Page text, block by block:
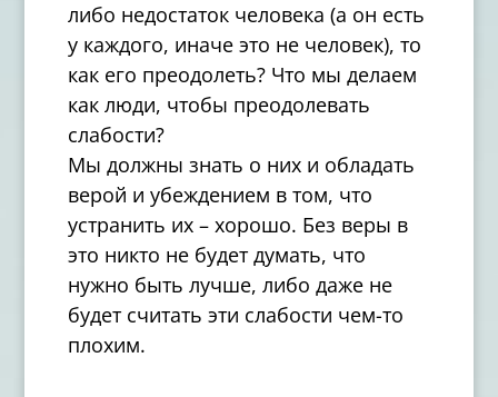
либо недостаток человека (а он есть
у каждого, иначе это не человек), то
как его преодолеть? Что мы делаем
как люди, чтобы преодолевать
слабости?
Мы должны знать о них и обладать
верой и убеждением в том, что
устранить их – хорошо. Без веры в
это никто не будет думать, что
нужно быть лучше, либо даже не
будет считать эти слабости чем-то
плохим.